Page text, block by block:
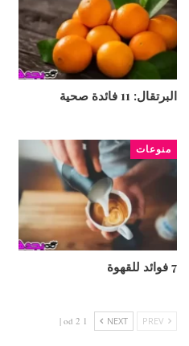
البرتقال: 11 فائدة صحية
منوعات
7 فوائد للقهوة
NEXT
1 od 2 |